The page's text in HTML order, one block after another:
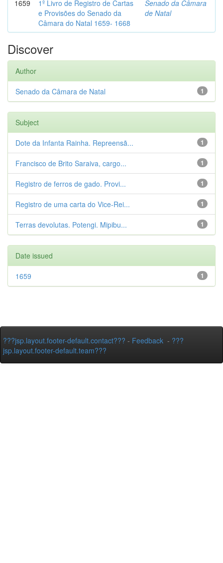
1659
1º Livro de Registro de Cartas
e Provisões do Senado da
Câmara do Natal 1659- 1668
Senado da Câmara
de Natal
Discover
Author
1
Senado da Câmara de Natal
Subject
1
Dote da Infanta Rainha. Repreensã...
1
Francisco de Brito Saraiva, cargo...
1
Registro de ferros de gado. Provi...
1
Registro de uma carta do Vice-Rei...
1
Terras devolutas. Potengi. Mipibu...
Date issued
1
1659
???jsp.layout.footer-default.contact??? - Feedback - ???
jsp.layout.footer-default.team???